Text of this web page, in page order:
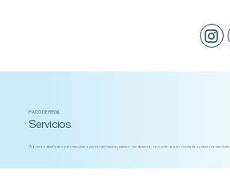
PACO DE REGIL
Servicios
Procesos diseñados para impulsar a personas hacia su máximo rendimiento, con enfoque en resultados reales y sostenibles.